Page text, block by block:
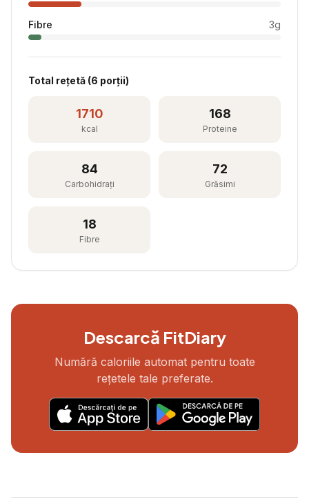
Fibre 3g
Total rețetă (6 porții)
1710
kcal
168
Proteine
84
Carbohidrați
72
Grăsimi
18
Fibre
Descarcă FitDiary
Numără caloriile automat pentru toate
rețetele tale preferate.